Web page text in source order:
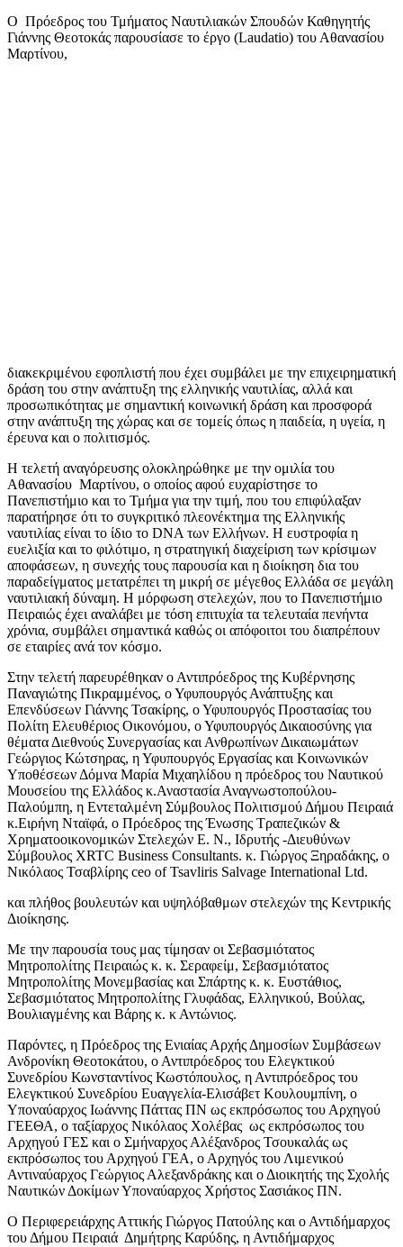
Ο Πρόεδρος του Τμήματος Ναυτιλιακών Σπουδών Καθηγητής
Γιάννης Θεοτοκάς παρουσίασε το έργο (Laudatio) του Αθανασίου
Μαρτίνου,
διακεκριμένου εφοπλιστή που έχει συμβάλει με την επιχειρηματική
δράση του στην ανάπτυξη της ελληνικής ναυτιλίας, αλλά και
προσωπικότητας με σημαντική κοινωνική δράση και προσφορά
στην ανάπτυξη της χώρας και σε τομείς όπως η παιδεία, η υγεία, η
έρευνα και ο πολιτισμός.
Η τελετή αναγόρευσης ολοκληρώθηκε με την ομιλία του
Αθανασίου Μαρτίνου, ο οποίος αφού ευχαρίστησε το
Πανεπιστήμιο και το Τμήμα για την τιμή, που του επιφύλαξαν
παρατήρησε ότι το συγκριτικό πλεονέκτημα της Ελληνικής
ναυτιλίας είναι το ίδιο το DNA των Ελλήνων. Η ευστροφία η
ευελιξία και το φιλότιμο, η στρατηγική διαχείριση των κρίσιμων
αποφάσεων, η συνεχής τους παρουσία και η διοίκηση δια του
παραδείγματος μετατρέπει τη μικρή σε μέγεθος Ελλάδα σε μεγάλη
ναυτιλιακή δύναμη. Η μόρφωση στελεχών, που το Πανεπιστήμιο
Πειραιώς έχει αναλάβει με τόση επιτυχία τα τελευταία πενήντα
χρόνια, συμβάλει σημαντικά καθώς οι απόφοιτοι του διαπρέπουν
σε εταιρίες ανά τον κόσμο.
Στην τελετή παρευρέθηκαν ο Αντιπρόεδρος της Κυβέρνησης
Παναγιώτης Πικραμμένος, ο Υφυπουργός Ανάπτυξης και
Επενδύσεων Γιάννης Τσακίρης, ο Υφυπουργός Προστασίας του
Πολίτη Ελευθέριος Οικονόμου, ο Υφυπουργός Δικαιοσύνης για
θέματα Διεθνούς Συνεργασίας και Ανθρωπίνων Δικαιωμάτων
Γεώργιος Κώτσηρας, η Υφυπουργός Εργασίας και Κοινωνικών
Υποθέσεων Δόμνα Μαρία Μιχαηλίδου η πρόεδρος του Ναυτικού
Μουσείου της Ελλάδος κ.Αναστασία Αναγνωστοπούλου-
Παλούμπη, η Εντεταλμένη Σύμβουλος Πολιτισμού Δήμου Πειραιά
κ.Ειρήνη Νταϊφά, ο Πρόεδρος της Ένωσης Τραπεζικών &
Χρηματοοικονομικών Στελεχών Ε. Ν., Ιδρυτής -Διευθύνων
Σύμβουλος XRTC Business Consultants. κ. Γιώργος Ξηραδάκης, ο
Νικόλαος Τσαβλίρης ceo of Tsavliris Salvage International Ltd.
και πλήθος βουλευτών και υψηλόβαθμων στελεχών της Κεντρικής
Διοίκησης.
Με την παρουσία τους μας τίμησαν οι Σεβασμιότατος
Μητροπολίτης Πειραιώς κ. κ. Σεραφείμ, Σεβασμιότατος
Μητροπολίτης Μονεμβασίας και Σπάρτης κ. κ. Ευστάθιος,
Σεβασμιότατος Μητροπολίτης Γλυφάδας, Ελληνικού, Βούλας,
Βουλιαγμένης και Βάρης κ. κ Αντώνιος.
Παρόντες, η Πρόεδρος της Ενιαίας Αρχής Δημοσίων Συμβάσεων
Ανδρονίκη Θεοτοκάτου, ο Αντιπρόεδρος του Ελεγκτικού
Συνεδρίου Κωνσταντίνος Κωστόπουλος, η Αντιπρόεδρος του
Ελεγκτικού Συνεδρίου Ευαγγελία-Ελισάβετ Κουλουμπίνη, ο
Υποναύαρχος Ιωάννης Πάττας ΠΝ ως εκπρόσωπος του Αρχηγού
ΓΕΕΘΑ, ο ταξίαρχος Νικόλαος Χολέβας ως εκπρόσωπος του
Αρχηγού ΓΕΣ και ο Σμήναρχος Αλέξανδρος Τσουκαλάς ως
εκπρόσωπος του Αρχηγού ΓΕΑ, ο Αρχηγός του Λιμενικού
Αντιναύαρχος Γεώργιος Αλεξανδράκης και ο Διοικητής της Σχολής
Ναυτικών Δοκίμων Υποναύαρχος Χρήστος Σασιάκος ΠΝ.
Ο Περιφερειάρχης Αττικής Γιώργος Πατούλης και ο Αντιδήμαρχος
του Δήμου Πειραιά Δημήτρης Καρύδης, η Αντιδήμαρχος